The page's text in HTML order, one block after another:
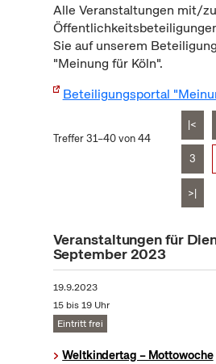
Alle Veranstaltungen mit/zu
Sie auf unserem
"Meinung für Köln".
Beteiligungsportal
Treffer 31–40 von 44
|<
3
>|
Veranstaltungen für
September 2023
19.9.2023
15 bis 19 Uhr
Eintritt frei
Weltkindertag – Mottowoche